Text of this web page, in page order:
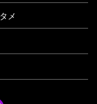
メ